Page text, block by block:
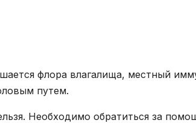
флора влагалища, местный
путем.
Необходимо обратиться за